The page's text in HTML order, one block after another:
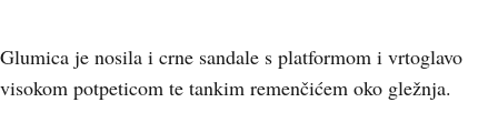
Glumica je nosila i crne sandale s platformom i vrtoglavo
visokom potpeticom te tankim remenčićem oko gležnja.